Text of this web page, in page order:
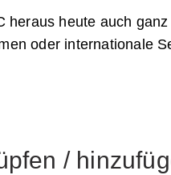
heraus heute auch
oder internationale
/